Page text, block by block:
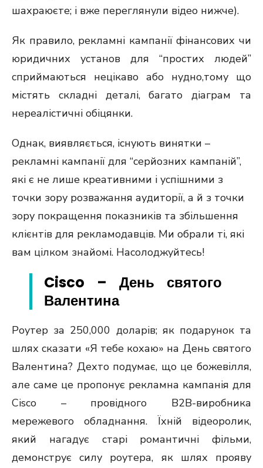
шахраюєте; і вже переглянули відео нижче).
Як правило, рекламні кампанії фінансових чи
юридичних установ для “простих людей”
сприймаються нецікаво або нудно,тому що
містять складні деталі, багато діаграм та
нереалістичні обіцянки.
Однак, виявляється, існують винятки –
рекламні кампанії для “серйозних кампаній”,
які є не лише креативними і успішними з
точки зору розважання аудиторії, а й з точки
зору покращення показників та збільшення
клієнтів для рекламодавців. Ми обрали ті, які
вам цілком знайомі. Насолоджуйтесь!
Cisco – День святого
Валентина
Роутер за 250,000 доларів; як подарунок та
шлях сказати «Я тебе кохаю» на День святого
Валентина? Дехто подумає, що це божевілля,
але саме це пропонує рекламна кампанія для
Cisco – провідного B2B-виробника
мережевого обладнання. Їхній відеоролик,
який нагадує старі романтичні фільми,
демонструє силу роутера, як шлях прояву